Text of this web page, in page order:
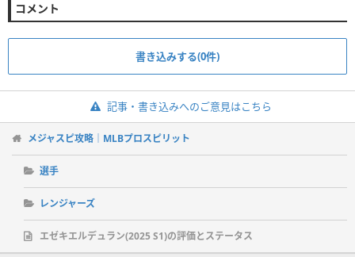
コメント
書き込みする(0件)
記事・書き込みへのご意見はこちら
メジャスピ攻略｜MLBプロスピリット
選手
レンジャーズ
エゼキエルデュラン(2025 S1)の評価とステータス